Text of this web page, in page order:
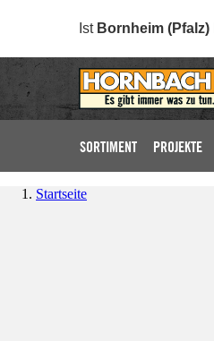
Ist Bornheim (Pfalz)
SORTIMENT PROJEKTE
Startseite